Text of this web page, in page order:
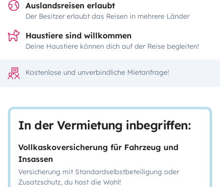
Auslandsreisen erlaubt
Der Besitzer erlaubt das Reisen in mehrere Länder
Haustiere sind willkommen
Deine Haustiere können dich auf der Reise begleiten!
Kostenlose und unverbindliche Mietanfrage!
In der Vermietung inbegriffen:
Vollkaskoversicherung für Fahrzeug und
Insassen
Versicherung mit Standardselbstbeteiligung oder
Zusatzschutz, du hast die Wahl!